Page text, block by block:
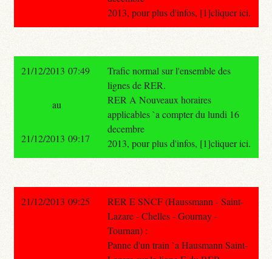
2013, pour plus d'infos, [1]cliquer ici.
21/12/2013 07:49
Trafic normal sur l'ensemble des
lignes de RER.
RER A Nouveaux horaires
applicables `a compter du lundi 16
decembre
2013, pour plus d'infos, [1]cliquer ici.
au
21/12/2013 09:17
21/12/2013 09:25
RER E SNCF (Haussmann - Saint-
Lazare - Chelles - Gournay -
Tournan) :
Panne d'un train `a Hausmann Saint-